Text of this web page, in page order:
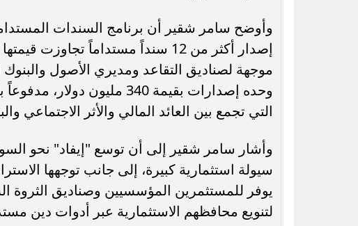
إصدار أكثر من 12 سنداً مستداماً
وحده إصدارات بقيمة 340
التي تجمع بين العائد المالي والأثر الاجتماعي
وأشار سامر شقير إلى أن توسع "إيفاد" نحو
سيولة استثمارية كبيرة، إلى جانب توجهها
يوفر للمستثمرين المؤسسيين وصناديق الثروة
لتنويع محافظهم الاستثمارية عبر أدوات دين